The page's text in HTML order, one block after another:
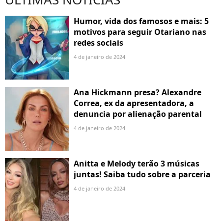
Humor, vida dos famosos e mais: 5
motivos para seguir Otariano nas
redes sociais
4 de janeiro de 2024
Ana Hickmann presa? Alexandre
Correa, ex da apresentadora, a
denuncia por alienação parental
4 de janeiro de 2024
Anitta e Melody terão 3 músicas
juntas! Saiba tudo sobre a parceria
4 de janeiro de 2024